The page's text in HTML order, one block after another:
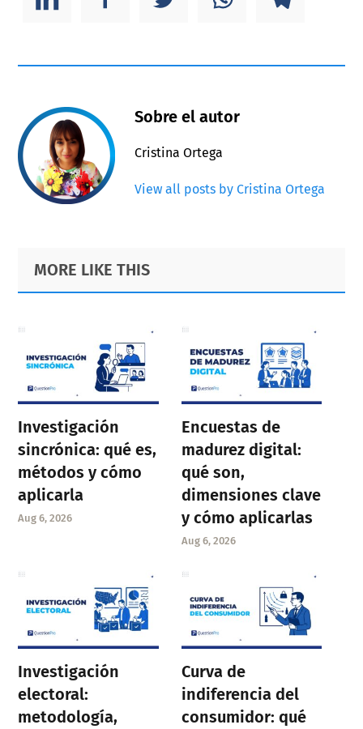
Sobre el autor
Cristina Ortega
View all posts by Cristina Ortega
Primary
Sidebar
Footer
MORE LIKE THIS
Investigación
sincrónica: qué es,
métodos y cómo
aplicarla
Aug 6, 2026
Encuestas de
madurez digital:
qué son,
dimensiones clave
y cómo aplicarlas
Aug 6, 2026
Investigación
electoral:
metodología,
Curva de
indiferencia del
consumidor: qué